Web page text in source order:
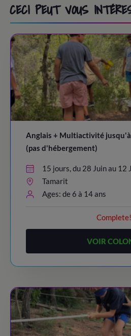
CECI PEUT VOUS
Anglais + Multiactivité jusqu'à
(pas d'hébergement)
15 jours, du 28 Juin au 12
Tamarit
Ages: de 6 à 14 ans
Complete!
VOIR